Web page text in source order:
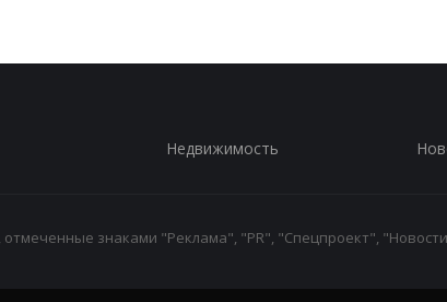
Недвижимость
знаками "Реклама", "PR", "Спецпроект",